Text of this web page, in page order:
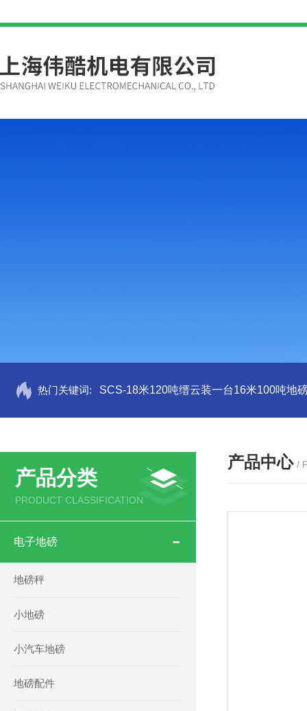
热门关键词: SCS-18米120吨缙云装一台16米100吨地
产品分类
PRODUCT CLASSIFICATION
电子地磅
地磅秤
小地磅
小汽车地磅
地磅配件
产品中心 /